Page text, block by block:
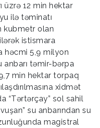
üzrə 12 min hektar
ilə təminatı
kubmetr olan
istismara
həcmi 5,9 milyon
anbarı təmir-bərpa
min hektar torpaq
xidmət
“Tərtərçay” sol sahil
su anbarından su
magistral